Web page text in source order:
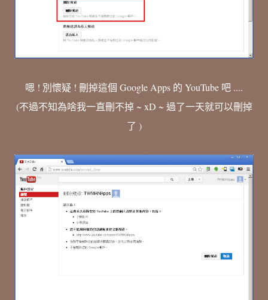
嗯 ! 別懷疑 ! 刪掉這個 Google Apps 的 YouTube 吧 ....
(不過不知為啥我一直刪不掉 ~ xD ~ 過了一天就可以刪掉
了 )